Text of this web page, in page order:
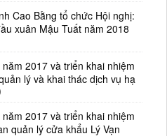
Cao Bằng tổ chức Hội nghị:
xuân Mậu Tuất năm 2018
2017 và triển khai nhiệm
lý và khai thác dịch vụ hạ
2017 và triển khai nhiệm
quản lý cửa khẩu Lý Vạn